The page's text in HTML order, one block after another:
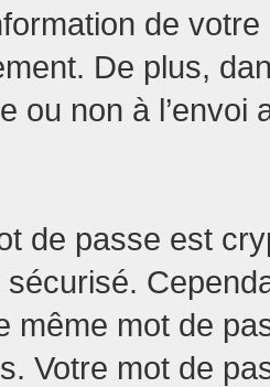
de
De plus,
ou non à l’envoi
de passe est
sécurisé.
même mot de
Votre mot de